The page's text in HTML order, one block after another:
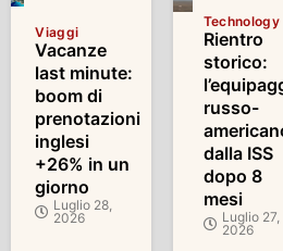
Viaggi
Vacanze
last minute:
boom di
prenotazioni
inglesi
+26% in un
giorno
Luglio 28,
2026
Technology
Rientro
storico:
russo-
dalla ISS
dopo 8
mesi
Luglio 27,
2026